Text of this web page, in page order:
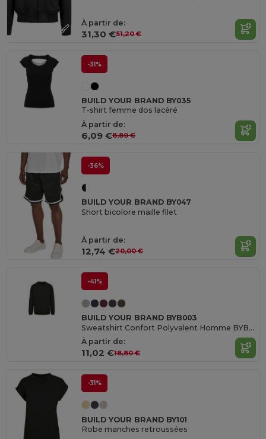
À partir de:
31,30 €51,20 €
-31%
BUILD YOUR BRAND BY035
T-shirt femme dos lacéré
À partir de:
6,09 €8,80 €
-36%
BUILD YOUR BRAND BY047
Short bicolore maille filet
À partir de:
12,74 €20,00 €
-41%
BUILD YOUR BRAND BYB003
Sweatshirt Confort Polyvalent Homme BYB003
À partir de:
11,02 €18,80 €
-31%
BUILD YOUR BRAND BY101
Robe manches retroussées